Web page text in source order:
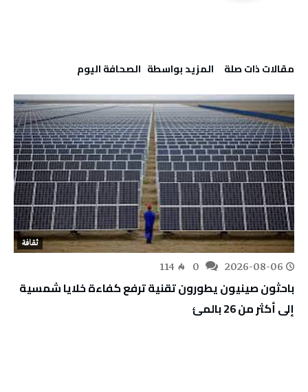
‫مقالات ذات صلة‬ ‫‫المزيد بواسطة‬ ‬ ‭ ‬الصحافة‭ ‬اليوم
ثقافة
2026-08-06
114
باحثون صينيون يطورون تقنية ترفع كفاءة خلايا شمسية
إلى أكثر من 26 بالمئ